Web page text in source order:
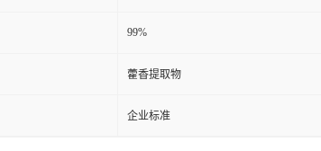
99%
藿香提取物
企业标准